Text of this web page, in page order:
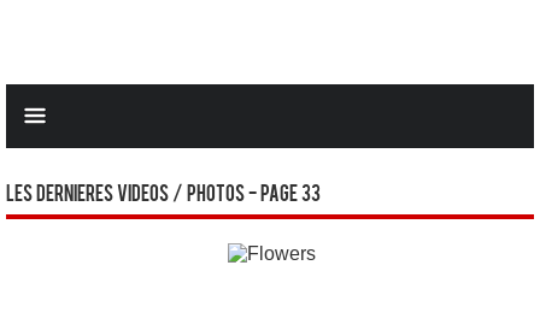
Les dernieres videos / photos - Page 33